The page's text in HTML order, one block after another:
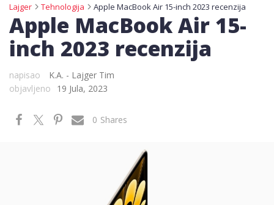
Lajger Tehnologija Apple MacBook Air 15-inch 2023 recenzija
Apple MacBook Air 15-
inch 2023 recenzija
napisao
K.A. - Lajger Tim
objavljeno
19 Jula, 2023
Shares
0